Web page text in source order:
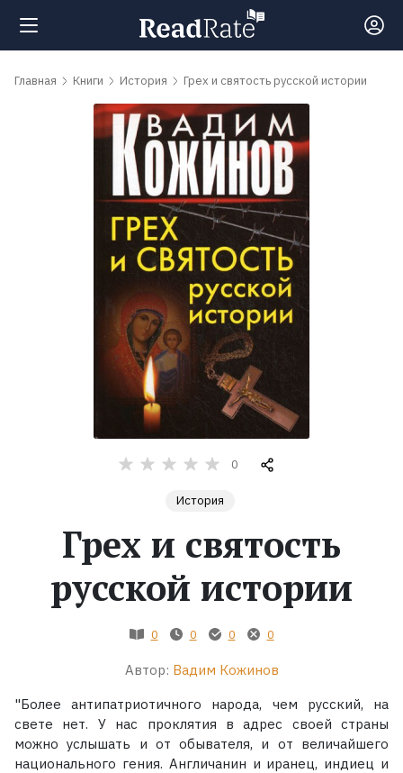
Поиск
обсуждаемые
Экранизации
Коллекции
Главная Книги История Грех и святость русской истории
0
История
Грех и святость
русской истории
0 0 0 0
Автор: Вадим Кожинов
"Более антипатриотичного народа, чем русский, на
свете нет. У нас проклятия в адрес своей страны
можно услышать и от обывателя, и от величайшего
национального гения. Англичанин и иранец, индиец и